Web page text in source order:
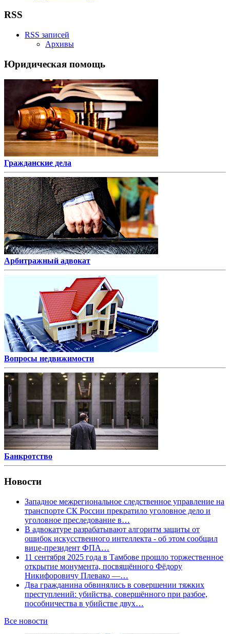
RSS
RSS записей
Архивы
Юридическая помощь
Гражданские дела
Арбитражный адвокат
Вопросы недвижимости
Банкротство
Новости
Западное межрегиональное следственное управление на
транспорте СК России прекратило уголовное дело и
уголовное преследование в…
В адвокатуре разрабатывают алгоритм защиты от
ошибок искусственного интеллекта - об этом сообщил
вице-президент ФПА…
11 сентября 2025 года в Тамбове прошло торжественное
открытие монумента, посвящённого Фёдору
Никифоровичу Плевако —…
Два гражданина обвинялись в совершении тяжких
преступлений: убийства, совершённого при разбое,
пособничества в убийстве двух…
Все новости